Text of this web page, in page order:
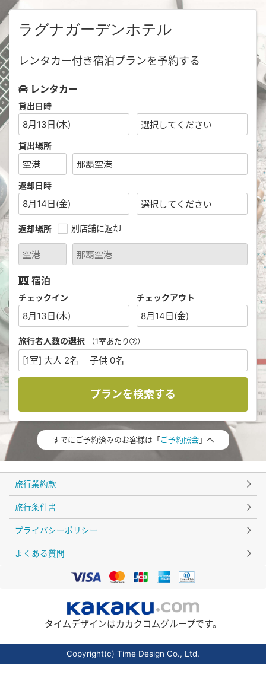
ラグナガーデンホテル
レンタカー付き宿泊プランを予約する
レンタカー
貸出日時
8月13日(木)
貸出場所
返却日時
8月14日(金)
返却場所 別店舗に返却
宿泊
チェックイン
8月13日(木)
チェックアウト
8月14日(金)
旅行者人数の選択 （1室あたり ）
[1室] 大人 2名 子供 0名
プランを検索する
すでにご予約済みのお客様は「ご予約照会」へ
旅行業約款
旅行条件書
プライバシーポリシー
よくある質問
タイムデザインはカカクコムグループです。
Copyright(c) Time Design Co., Ltd.